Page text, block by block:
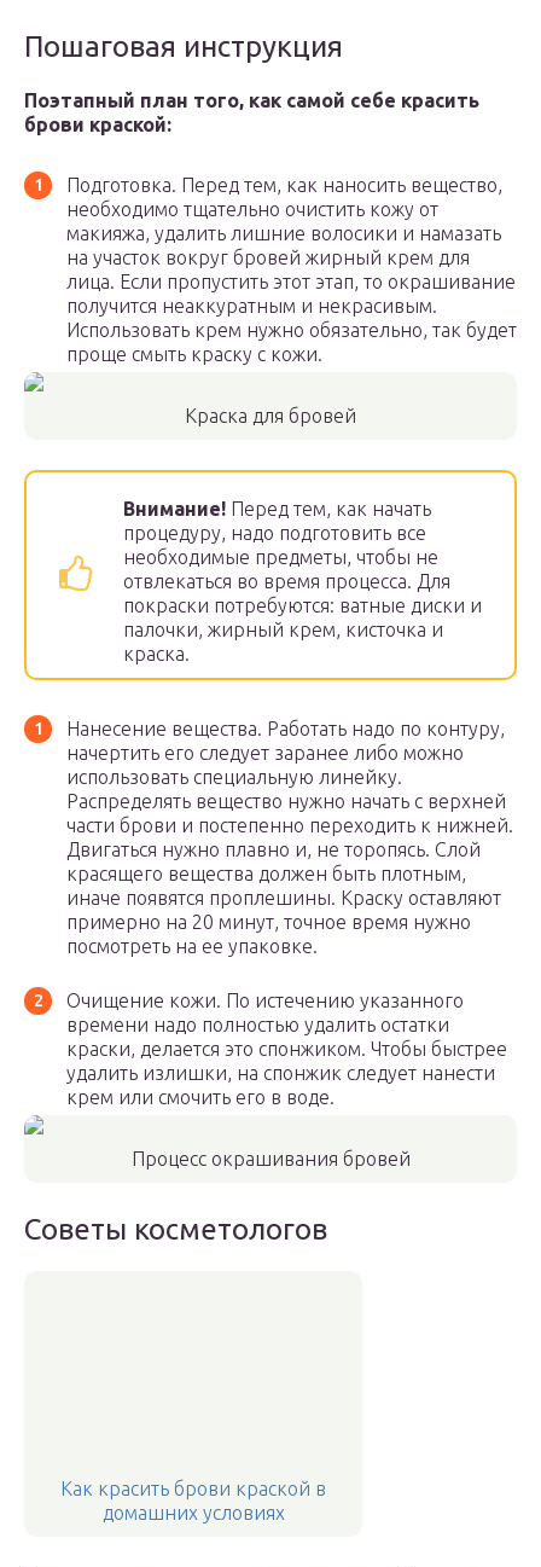
Пошаговая инструкция
Поэтапный план того, как самой себе красить
брови краской:
Подготовка. Перед тем, как наносить вещество,
необходимо тщательно очистить кожу от
макияжа, удалить лишние волосики и намазать
на участок вокруг бровей жирный крем для
лица. Если пропустить этот этап, то окрашивание
получится неаккуратным и некрасивым.
Использовать крем нужно обязательно, так будет
проще смыть краску с кожи.
Краска для бровей
Внимание! Перед тем, как начать
процедуру, надо подготовить все
необходимые предметы, чтобы не
отвлекаться во время процесса. Для
покраски потребуются: ватные диски и
палочки, жирный крем, кисточка и
краска.
Нанесение вещества. Работать надо по контуру,
начертить его следует заранее либо можно
использовать специальную линейку.
Распределять вещество нужно начать с верхней
части брови и постепенно переходить к нижней.
Двигаться нужно плавно и, не торопясь. Слой
красящего вещества должен быть плотным,
иначе появятся проплешины. Краску оставляют
примерно на 20 минут, точное время нужно
посмотреть на ее упаковке.
Очищение кожи. По истечению указанного
времени надо полностью удалить остатки
краски, делается это спонжиком. Чтобы быстрее
удалить излишки, на спонжик следует нанести
крем или смочить его в воде.
Процесс окрашивания бровей
Советы косметологов
Как красить брови краской в
домашних условиях